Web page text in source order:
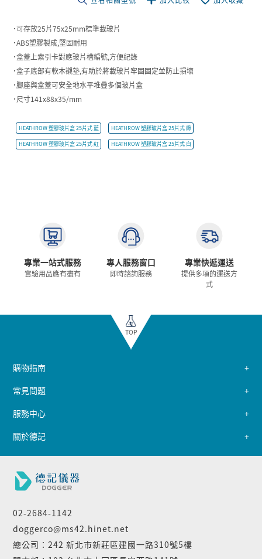
˙可存放25片75x25mm標準載玻片
˙ABS塑膠製成,堅固耐用
˙盒蓋上索引卡對應玻片槽編號,方便紀錄
˙盒子底部有軟木襯墊,有助於將載玻片牢固固定並防止損壞
˙腳座與盒蓋可安全地水平堆疊多個玻片盒
˙尺寸141x88x35/mm
HEATHROW 塑膠玻片盒 25片式 藍 HEATHROW 塑膠玻片盒 25片式 綠
HEATHROW 塑膠玻片盒 25片式 紅 HEATHROW 塑膠玻片盒 25片式 白
專業一站式服務
實驗用品應有盡有
專人服務窗口
即時諮詢服務
專業快遞運送
提供多項的運送方
式
TOP
02-2684-1142
doggerco@ms42.hinet.net
總公司：242 新北市新莊區建國一路310號5樓
購物指南
常見問題
服務中心
關於德記